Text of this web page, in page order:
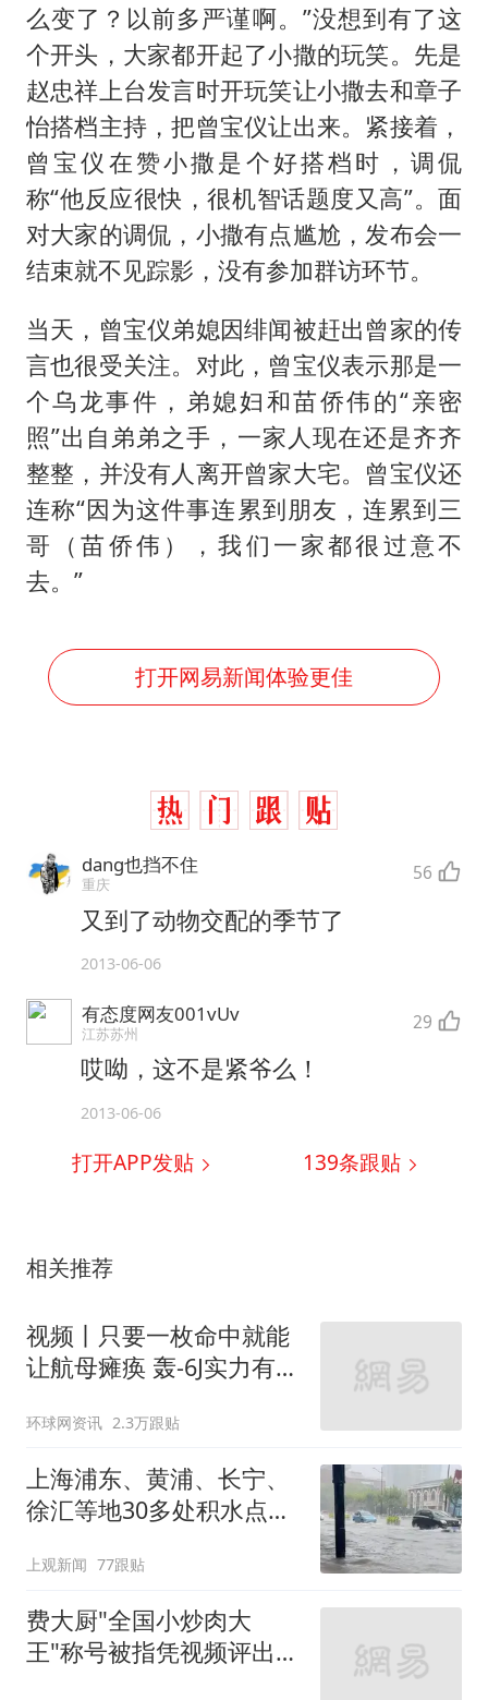
么变了？以前多严谨啊。”没想到有了这
个开头，大家都开起了小撒的玩笑。先是
赵忠祥上台发言时开玩笑让小撒去和章子
怡搭档主持，把曾宝仪让出来。紧接着，
曾宝仪在赞小撒是个好搭档时，调侃
称“他反应很快，很机智话题度又高”。面
对大家的调侃，小撒有点尴尬，发布会一
结束就不见踪影，没有参加群访环节。
当天，曾宝仪弟媳因绯闻被赶出曾家的传
言也很受关注。对此，曾宝仪表示那是一
个乌龙事件，弟媳妇和苗侨伟的“亲密
照”出自弟弟之手，一家人现在还是齐齐
整整，并没有人离开曾家大宅。曾宝仪还
连称“因为这件事连累到朋友，连累到三
哥（苗侨伟），我们一家都很过意不
去。”
打开网易新闻体验更佳
dang也挡不住
重庆 56
又到了动物交配的季节了
2013-06-06
有态度网友001vUv
江苏苏州 29
哎呦，这不是紧爷么！
2013-06-06
打开APP发贴 139条跟贴
相关推荐
视频丨只要一枚命中就能
让航母瘫痪 轰-6J实力有多
环球网资讯 2.3万跟贴
上海浦东、黄浦、长宁、
徐汇等地30多处积水点正
上观新闻 77跟贴
费大厨"全国小炒肉大
王"称号被指凭视频评出